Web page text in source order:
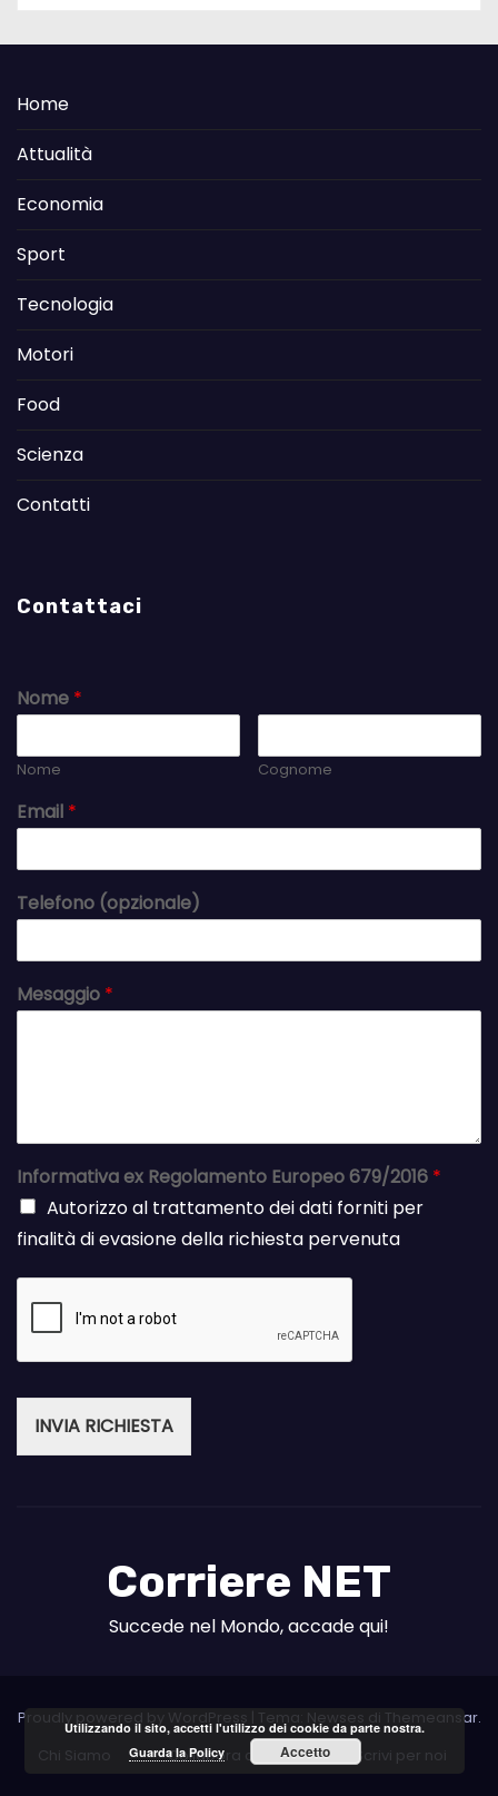
Home
Attualità
Economia
Sport
Tecnologia
Motori
Food
Scienza
Contatti
Contattaci
Nome *
Nome Cognome
Email *
Telefono (opzionale)
Mesaggio *
Informativa ex Regolamento Europeo 679/2016 *
Autorizzo al trattamento dei dati forniti per
finalità di evasione della richiesta pervenuta
INVIA RICHIESTA
Corriere NET
Succede nel Mondo, accade qui!
Proudly powered by WordPress | Tema: Newses di Themeansar.
Chi Siamo
Collabora con noi Scrivi per noi
Utilizzando il sito, accetti l'utilizzo dei cookie da parte nostra.
Guarda la Policy
Accetto